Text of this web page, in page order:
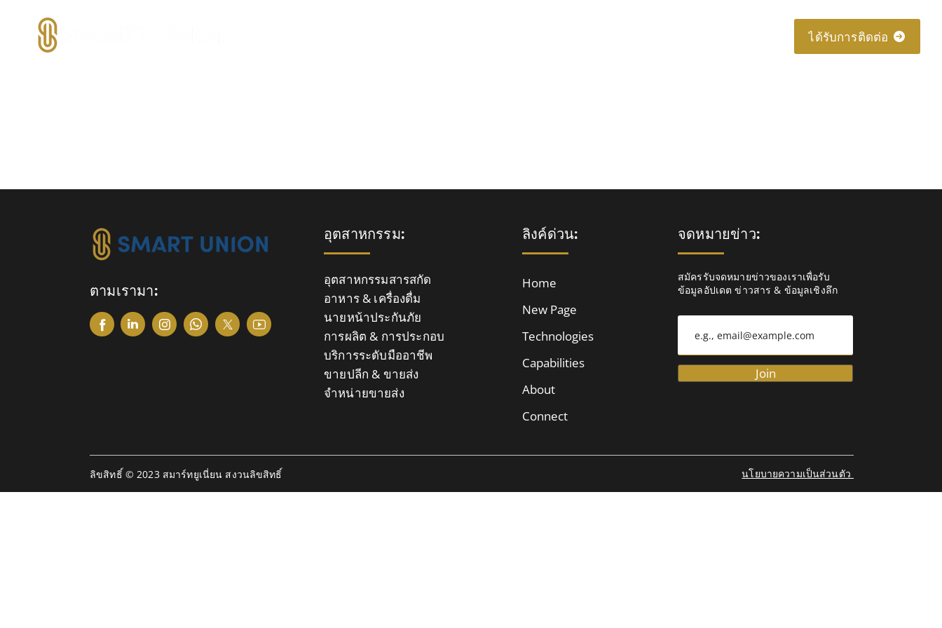
ได้รับการติดต่อ
ตามเรามา:
อุตสาหกรรม:
อุตสาหกรรมสารสกัด
อาหาร & เครื่องดื่ม
นายหน้าประกันภัย
การผลิต & การประกอบ
บริการระดับมืออาชีพ
ขายปลีก & ขายส่ง
จำหน่ายขายส่ง
ลิงค์ด่วน:
Home
New Page
Technologies
Capabilities
About
Connect
จดหมายข่าว:
สมัครรับจดหมายข่าวของเราเพื่อรับ
ข้อมูลอัปเดต ข่าวสาร & ข้อมูลเชิงลึก
Join
ลิขสิทธิ์ © 2023 สมาร์ทยูเนี่ยน สงวนลิขสิทธิ์ นโยบายความเป็นส่วนตัว